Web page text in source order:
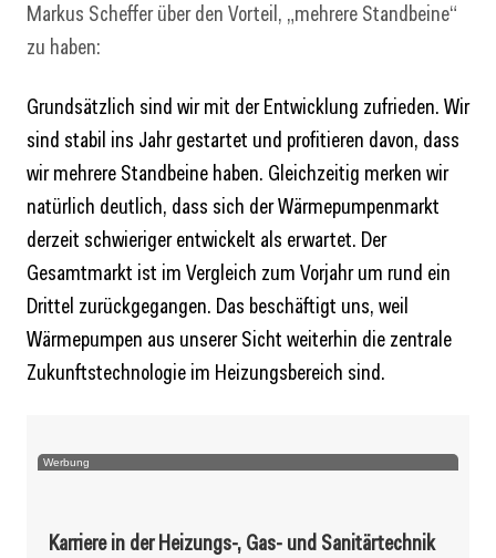
Markus Scheffer über den Vorteil, „mehrere Standbeine“
zu haben:
Grundsätzlich sind wir mit der Entwicklung zufrieden. Wir
sind stabil ins Jahr gestartet und profitieren davon, dass
wir mehrere Standbeine haben. Gleichzeitig merken wir
natürlich deutlich, dass sich der Wärmepumpenmarkt
derzeit schwieriger entwickelt als erwartet. Der
Gesamtmarkt ist im Vergleich zum Vorjahr um rund ein
Drittel zurückgegangen. Das beschäftigt uns, weil
Wärmepumpen aus unserer Sicht weiterhin die zentrale
Zukunftstechnologie im Heizungsbereich sind.
Werbung
Karriere in der Heizungs-, Gas- und Sanitärtechnik